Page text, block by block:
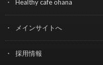
Healthy cafe ohana
メインサイトへ
採用情報